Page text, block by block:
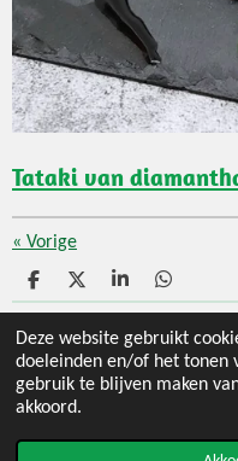
Deze website gebruikt
doeleinden en/of het tonen
gebruik te blijven maken
akkoord.
Tataki van
« Vorige
D
e
e
n
D
e
l
S
h
r
e
D
e
e
n
© 2020 - 2026 Jouw 3
Powered byJouwWeb